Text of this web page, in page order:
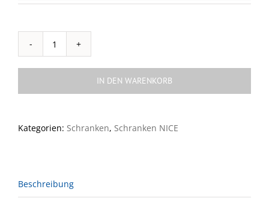
M-
IN DEN WARENKORB
Kategorien: Schranken, Schranken NICE
Beschreibung